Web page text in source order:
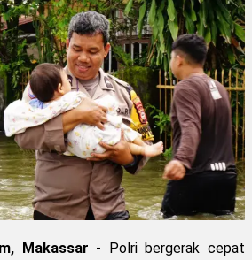
Makassar - Polri bergerak cepat